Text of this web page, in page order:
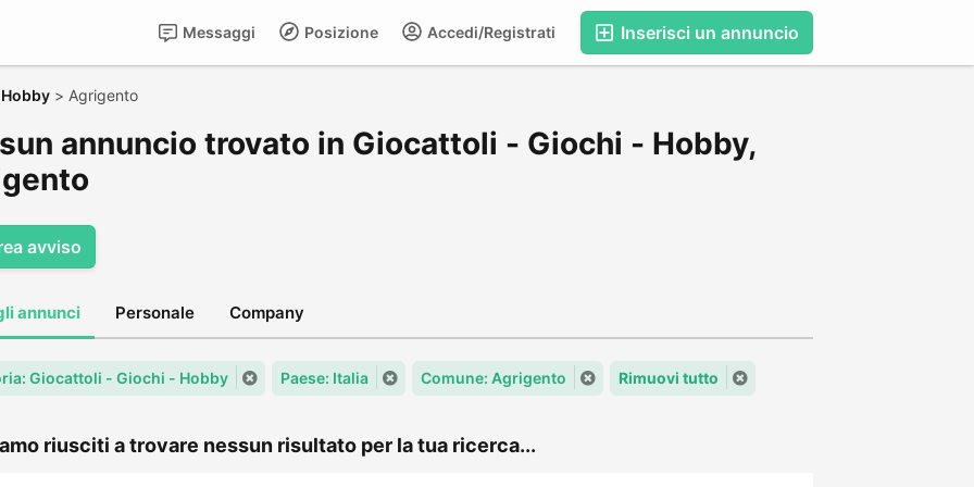
Inserisci un annuncio
Accedi/Registrati
Posizione
Messaggi
> Agrigento
annuncio trovato in Giocattoli - Giochi - Hobby,
avviso
annunci Personale Company
Giocattoli - Giochi - Hobby Paese: Italia Comune: Agrigento Rimuovi tutto
riusciti a trovare nessun risultato per la tua ricerca...